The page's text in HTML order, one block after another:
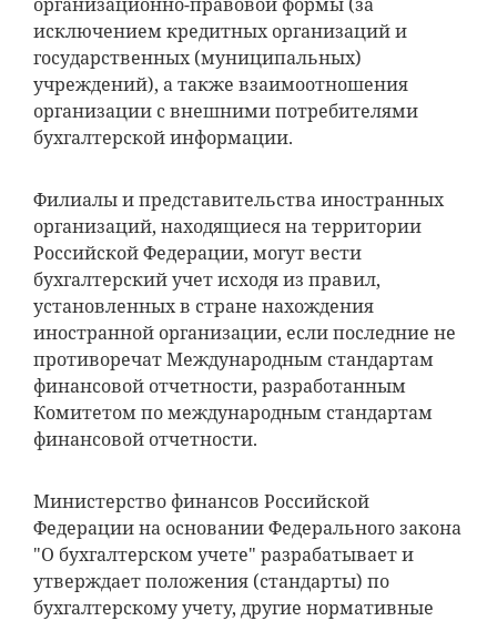
исключением кредитных организаций и
государственных (муниципальных)
учреждений), а также взаимоотношения
организации с внешними потребителями
бухгалтерской информации.
Филиалы и представительства иностранных
организаций, находящиеся на территории
Российской Федерации, могут вести
бухгалтерский учет исходя из правил,
установленных в стране нахождения
иностранной организации, если последние не
противоречат Международным стандартам
финансовой отчетности, разработанным
Комитетом по международным стандартам
финансовой отчетности.
Министерство финансов Российской
Федерации на основании Федерального закона
"О бухгалтерском учете" разрабатывает и
утверждает положения (стандарты) по
бухгалтерскому учету, другие нормативные